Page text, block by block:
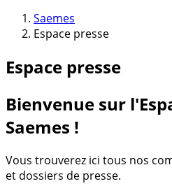
Saemes
Espace presse
Espace presse
Bienvenue sur
Saemes !
Vous trouverez ici tous nos
et dossiers de presse.